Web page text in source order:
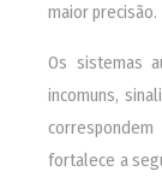
maior precisão.
Os sistemas
incomuns,
fortalece a